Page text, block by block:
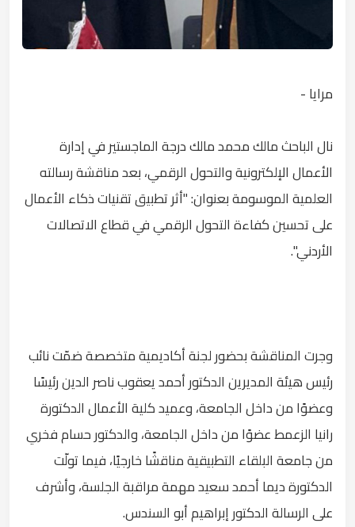
مرايا -
نال الباحث مالك محمد مالك درجة الماجستير في إدارة
الأعمال الإلكترونية والتحول الرقمي، بعد مناقشة رسالته
العلمية الموسومة بعنوان: "أثر تطبيق تقنيات ذكاء الأعمال
على تحسين كفاءة التحول الرقمي في قطاع الاتصالات
الأردني".
وجرت المناقشة بحضور لجنة أكاديمية متخصصة ضمّت نائب
رئيس هيئة المديرين الدكتور أحمد يعقوب ناصر الدين رئيسًا
وعضوًا من داخل الجامعة، وعميد كلية الأعمال الدكتورة
رانيا الزعمط عضوًا من داخل الجامعة، والدكتور حسام فخري
من جامعة البلقاء التطبيقية مناقشًا خارجيًا، فيما تولّت
الدكتورة ديما أحمد سعيد مهمة مراقبة الجلسة، وأشرف
على الرسالة الدكتور إبراهيم أبو السندس.